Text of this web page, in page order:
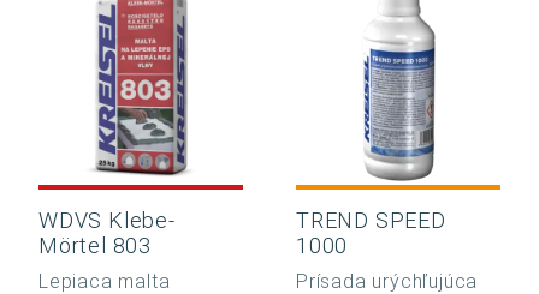
WDVS Klebe-
Mörtel 803
Lepiaca malta
TREND SPEED
1000
Prísada urýchľujúca